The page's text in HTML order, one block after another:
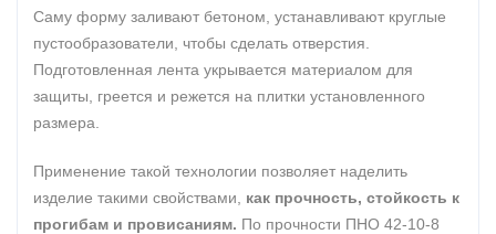
Саму форму заливают бетоном, устанавливают круглые
пустообразователи, чтобы сделать отверстия.
Подготовленная лента укрывается материалом для
защиты, греется и режется на плитки установленного
размера.
Применение такой технологии позволяет наделить
изделие такими свойствами, как прочность, стойкость к
прогибам и провисаниям. По прочности ПНО 42-10-8